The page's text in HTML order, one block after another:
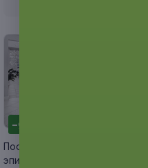
–98%
Посещение сеансов лазерной
эпиляции в сети салонов